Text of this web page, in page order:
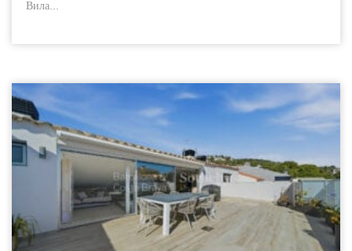
Вила...